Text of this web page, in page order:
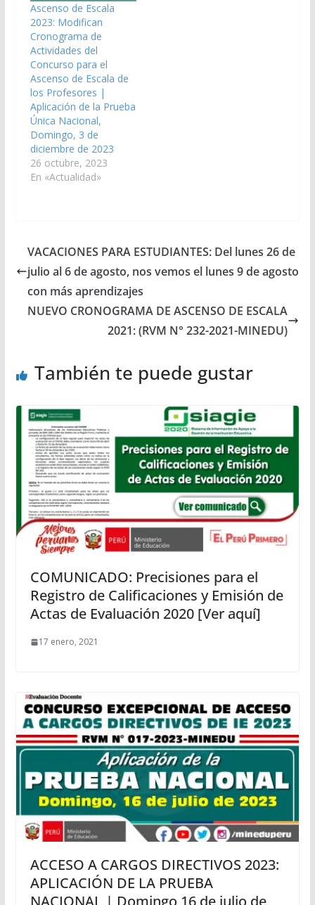
Ascenso de Escala
2023: Modifican
Cronograma de
Actividades del
Concurso para el
Ascenso de Escala de
los Profesores |
Aplicación de la Prueba
Única Nacional,
Domingo, 3 de
diciembre de 2023
26 octubre, 2023
En «Actualidad»
VACACIONES PARA ESTUDIANTES: Del lunes 26 de
julio al 6 de agosto, nos vemos el lunes 9 de agosto
con más aprendizajes
NUEVO CRONOGRAMA DE ASCENSO DE ESCALA
2021: (RVM N° 232-2021-MINEDU)
También te puede gustar
COMUNICADO: Precisiones para el
Registro de Calificaciones y Emisión de
Actas de Evaluación 2020 [Ver aquí]
17 enero, 2021
ACCESO A CARGOS DIRECTIVOS 2023:
APLICACIÓN DE LA PRUEBA
NACIONAL | Domingo 16 de julio de